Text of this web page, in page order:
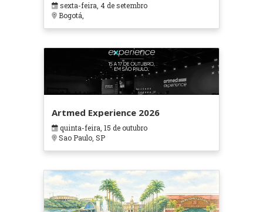
sexta-feira, 4 de setembro
Bogotá,
Artmed Experience 2026
quinta-feira, 15 de outubro
Sao Paulo, SP